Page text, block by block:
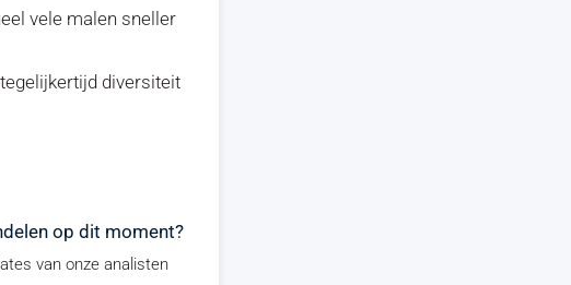
vele malen sneller
diversiteit
op dit moment?
van onze analisten